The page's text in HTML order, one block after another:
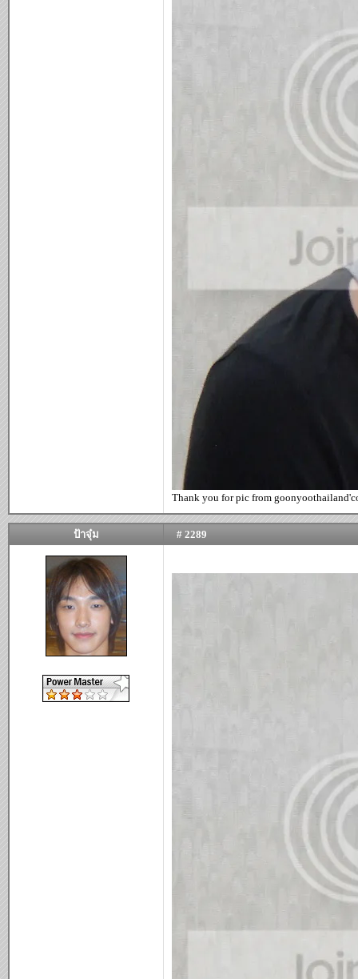
Thank you for pic from
ป้าจุ๋ม # 2289